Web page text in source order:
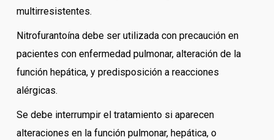
multirresistentes.
Nitrofurantoína debe ser utilizada con precaución en
pacientes con enfermedad pulmonar, alteración de la
función hepática, y predisposición a reacciones
alérgicas.
Se debe interrumpir el tratamiento si aparecen
alteraciones en la función pulmonar, hepática, o